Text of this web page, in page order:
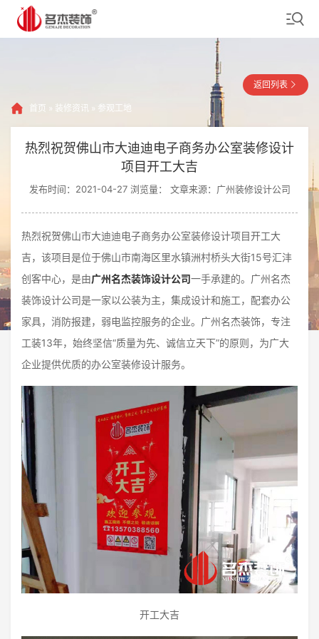
首页 » 装修资讯 » 参观工地
返回列表
热烈祝贺佛山市大迪迪电子商务办公室装修设计
项目开工大吉
发布时间：2021-04-27 浏览量： 文章来源：广州装修设计公司
热烈祝贺佛山市大迪迪电子商务办公室装修设计项目开工大
吉，该项目是位于佛山市南海区里水镇洲村桥头大街15号汇沣
创客中心，是由广州名杰装饰设计公司一手承建的。广州名杰
装饰设计公司是一家以公装为主，集成设计和施工，配套办公
家具，消防报建，弱电监控服务的企业。广州名杰装饰，专注
工装13年，始终坚信“质量为先、诚信立天下”的原则，为广大
企业提供优质的办公室装修设计服务。
开工大吉